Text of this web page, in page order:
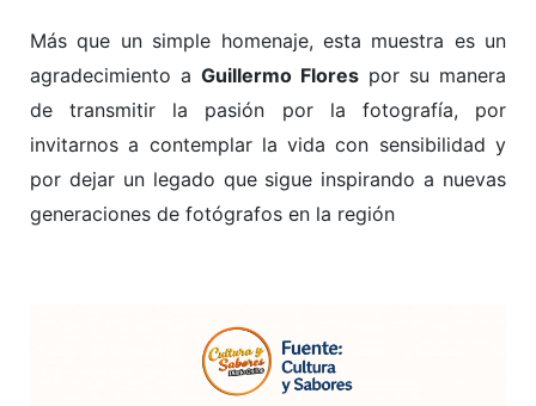
Más que un simple homenaje, esta muestra es un
agradecimiento a Guillermo Flores por su manera
de transmitir la pasión por la fotografía, por
invitarnos a contemplar la vida con sensibilidad y
por dejar un legado que sigue inspirando a nuevas
generaciones de fotógrafos en la región